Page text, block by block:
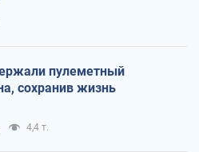
пулеметный
сохранив жизнь
4,4 т.